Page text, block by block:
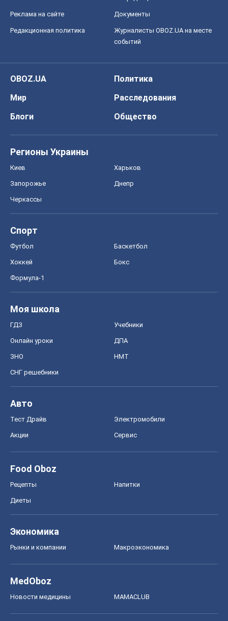
Реклама на сайте Документы
Редакционная политика
Журналисты OBOZ.UA на месте
событий
OBOZ.UA
Политика
Мир
Расследования
Блоги
Общество
Регионы Украины
Киев Харьков
Запорожье Днепр
Черкассы
Спорт
Футбол Баскетбол
Хоккей Бокс
Формула-1
Моя школа
ГДЗ Учебники
Онлайн уроки ДПА
ЗНО НМТ
СНГ решебники
Авто
Тест Драйв Электромобили
Акции Сервис
Food Oboz
Рецепты Напитки
Диеты
Экономика
Рынки и компании Mакроэкономика
MedOboz
Новости медицины MAMACLUB